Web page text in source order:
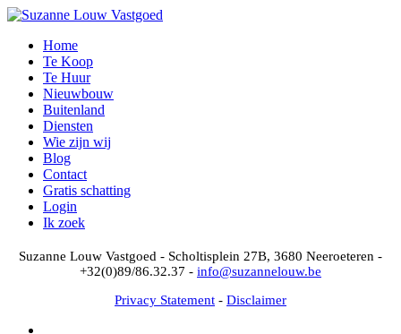
Home
Te Koop
Te Huur
Nieuwbouw
Buitenland
Diensten
Wie zijn wij
Blog
Contact
Gratis schatting
Login
Ik zoek
Suzanne Louw Vastgoed - Scholtisplein 27B, 3680 Neeroeteren -
+32(0)89/86.32.37 - info@suzannelouw.be
Privacy Statement - Disclaimer